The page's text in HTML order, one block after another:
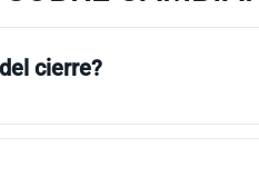
cierre?